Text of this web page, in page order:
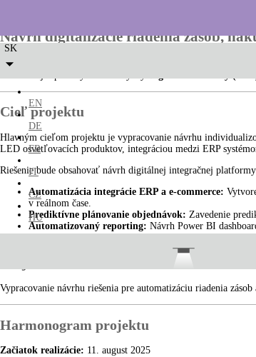
SK
EN
DE
FR
IT
CZ
HU
STROPNÉ
Návrh digitalizácie riadenia zásob,
Spoločnosť LED2 Lighting s.r.o.
Cieľ projektu
Hlavným cieľom projektu je vypracovanie návrhu
LED osvetľovacích produktov, integráciou medzi ERP
Riešenie bude obsahovať návrh digitálnej integračnej
Automatizácia integrácie ERP a e-commerce:
v reálnom čase.
Prediktívne plánovanie objednávok: Zavedenie
Automatizovaný reporting: Návrh Power BI
Vypracovanie návrhu riešenia pre automatizáciu riadenia
Harmonogram projektu
Začiatok realizácie: 11. august 2025